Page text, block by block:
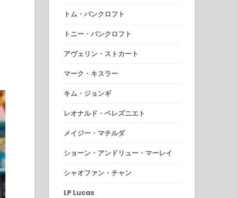
トム・バンクロフト
トニー・バンクロフト
アヴェリン・ストカート
マーク・キスラー
キム・ジョンギ
レオナルド・ペレズニエト
メイジー・マチルダ
ショーン・アンドリュー・マーレイ
シャオファン・チャン
LP Lucas